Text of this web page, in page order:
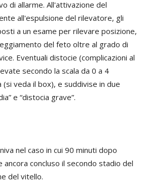
di allarme. All'attivazione del
all'espulsione del rilevatore, gli
a un esame per rilevare posizione,
del feto oltre al grado di
Eventuali distocie (complicazioni al
secondo la scala da 0 a 4
veda il box), e suddivise in due
e “distocia grave”.
nel caso in cui 90 minuti dopo
ancora concluso il secondo stadio del
del vitello.